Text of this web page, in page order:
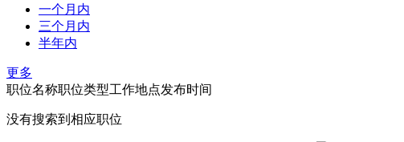
一个月内
三个月内
半年内
更多
职位名称职位类型工作地点发布时间
没有搜索到相应职位